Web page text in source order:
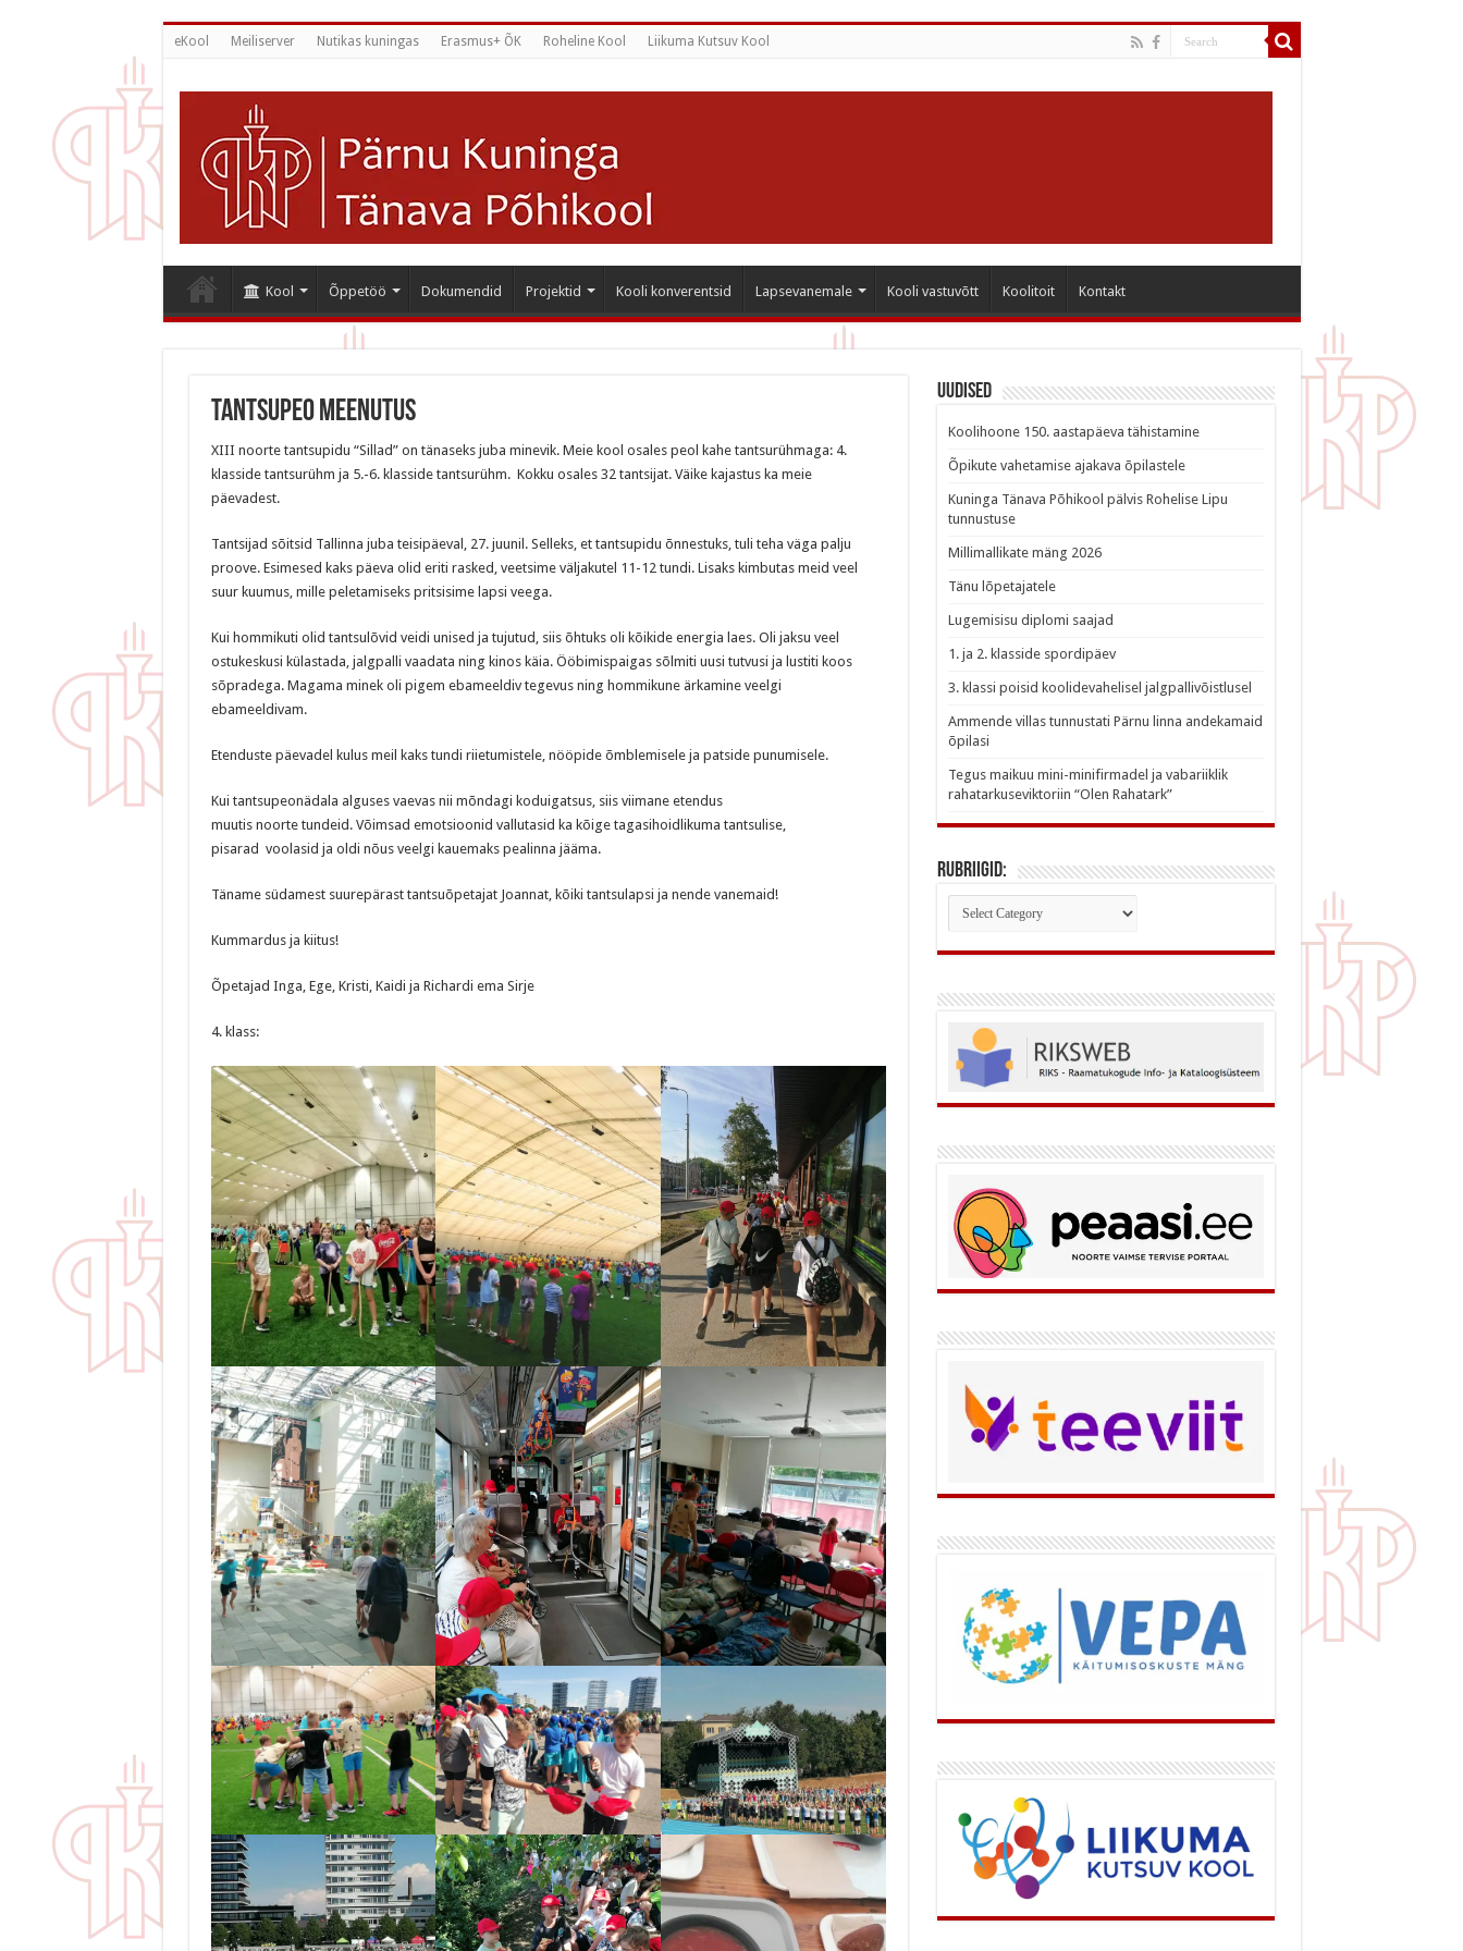
eKool Meiliserver Nutikas kuningas Erasmus+ ÕK Roheline Kool Liikuma Kutsuv Kool
Kool Õppetöö Dokumendid Projektid Kooli konverentsid Lapsevanemale Kooli vastuvõtt Koolitoit Kontakt
Tantsupeo meenutus
XIII noorte tantsupidu “Sillad” on tänaseks juba minevik. Meie kool osales peol kahe tantsurühmaga: 4.
klasside tantsurühm ja 5.-6. klasside tantsurühm. Kokku osales 32 tantsijat. Väike kajastus ka meie
päevadest.
Tantsijad sõitsid Tallinna juba teisipäeval, 27. juunil. Selleks, et tantsupidu õnnestuks, tuli teha väga palju
proove. Esimesed kaks päeva olid eriti rasked, veetsime väljakutel 11-12 tundi. Lisaks kimbutas meid veel
suur kuumus, mille peletamiseks pritsisime lapsi veega.
Kui hommikuti olid tantsulõvid veidi unised ja tujutud, siis õhtuks oli kõikide energia laes. Oli jaksu veel
ostukeskusi külastada, jalgpalli vaadata ning kinos käia. Ööbimispaigas sõlmiti uusi tutvusi ja lustiti koos
sõpradega. Magama minek oli pigem ebameeldiv tegevus ning hommikune ärkamine veelgi
ebameeldivam.
Etenduste päevadel kulus meil kaks tundi riietumistele, nööpide õmblemisele ja patside punumisele.
Kui tantsupeonädala alguses vaevas nii mõndagi koduigatsus, siis viimane etendus
muutis noorte tundeid. Võimsad emotsioonid vallutasid ka kõige tagasihoidlikuma tantsulise,
pisarad voolasid ja oldi nõus veelgi kauemaks pealinna jääma.
Täname südamest suurepärast tantsuõpetajat Joannat, kõiki tantsulapsi ja nende vanemaid!
Kummardus ja kiitus!
Õpetajad Inga, Ege, Kristi, Kaidi ja Richardi ema Sirje
4. klass:
Uudised
Koolihoone 150. aastapäeva tähistamine
Õpikute vahetamise ajakava õpilastele
Kuninga Tänava Põhikool pälvis Rohelise Lipu
tunnustuse
Millimallikate mäng 2026
Tänu lõpetajatele
Lugemisisu diplomi saajad
1. ja 2. klasside spordipäev
3. klassi poisid koolidevahelisel jalgpallivõistlusel
Ammende villas tunnustati Pärnu linna andekamaid
õpilasi
Tegus maikuu mini-minifirmadel ja vabariiklik
rahatarkuseviktoriin “Olen Rahatark”
Rubriigid:
Rubriigid: